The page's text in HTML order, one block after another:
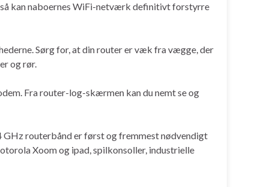
kan naboernes WiFi-netværk definitivt forstyrre
Sørg for, at din router er væk fra vægge, der
og rør.
Fra router-log-skærmen kan du nemt se og
GHz routerbånd er først og fremmest nødvendigt
Xoom og ipad, spilkonsoller, industrielle